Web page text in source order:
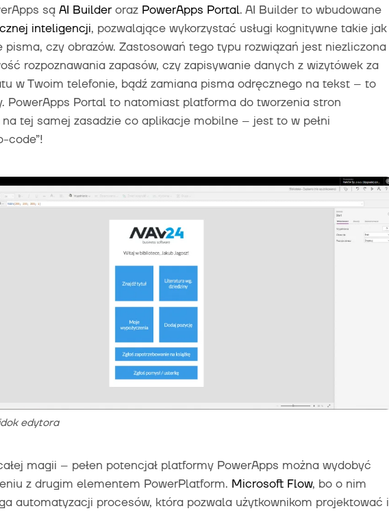
są AI Builderoraz PowerApps Portal. AI Builder to wbudowane
inteligencji, pozwalające wykorzystać usługi kognitywne takie jak
pisma, czy obrazów. Zastosowań tego typu rozwiązań jest niezliczona
rozpoznawania zapasów, czy zapisywanie danych z wizytówek za
w Twoim telefonie, bądź zamiana pisma odręcznego na tekst – to
PowerApps Portal to natomiast platforma do tworzenia stron
tej samej zasadzie co aplikacje mobilne – jest to w pełni
code”!
edytora
magii – pełen potencjał platformy PowerApps można wydobyć
z drugim elementem PowerPlatform. Microsoft Flow, bo o nim
automatyzacji procesów, która pozwala użytkownikom projektować i